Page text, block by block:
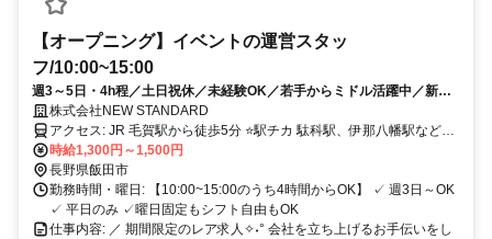
【オープニング】イベントの運営スタッ
フ/10:00~15:00
週3～5日・4h程／土日祝休／未経験OK／若手からミドル活躍中／新規
グランドオープン✧
株式会社NEW STANDARD
アクセス: JR 毛賀駅から徒歩5分 ⭐駅チカ 駄科駅、伊那八幡駅なども
利用可能です
時給1,300円～1,500円
長野県飯田市
勤務時間・曜日: 【10:00~15:00のうち4時間からOK】 ✓ 週3日～OK
✓ 平日のみ ✓曜日固定もシフト自由もOK
仕事内容: ／ 期間限定のレア求人✧˖° 会社を立ち上げるお手伝いをし